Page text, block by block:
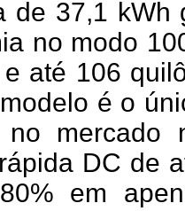
de 37,1 kWh
no modo
até 106
é o
mercado
DC de
em